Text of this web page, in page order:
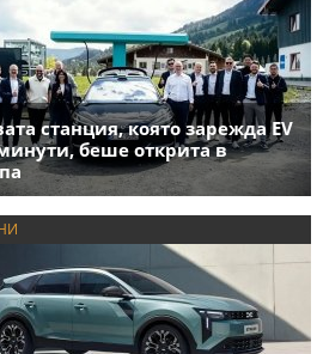
станция, която зарежда EV
беше открита в